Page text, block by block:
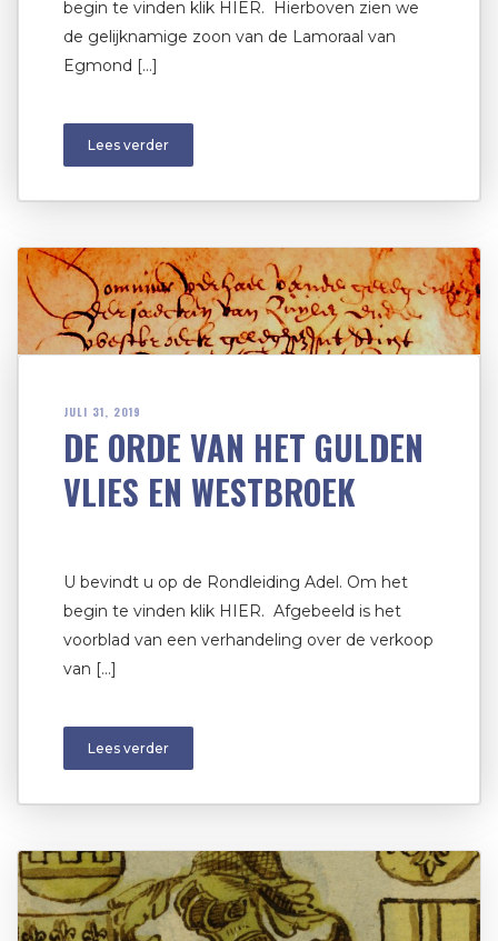
begin te vinden klik HIER. Hierboven zien we
de gelijknamige zoon van de Lamoraal van
Egmond […]
Lees verder
JULI 31, 2019
DE ORDE VAN HET GULDEN
VLIES EN WESTBROEK
U bevindt u op de Rondleiding Adel. Om het
begin te vinden klik HIER. Afgebeeld is het
voorblad van een verhandeling over de verkoop
van […]
Lees verder